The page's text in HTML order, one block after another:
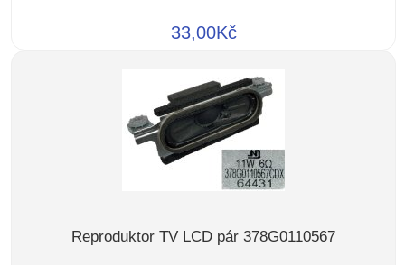
33,00Kč
Reproduktor TV LCD pár 378G0110567